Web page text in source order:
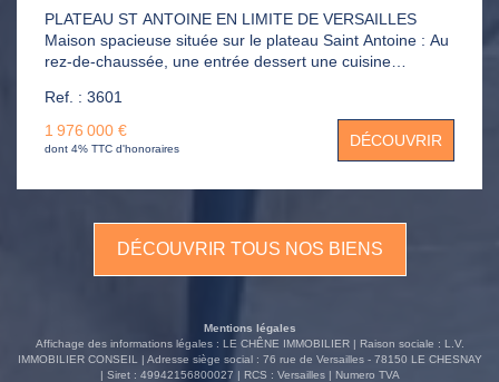
PLATEAU ST ANTOINE EN LIMITE DE VERSAILLES
Maison spacieuse située sur le plateau Saint Antoine : Au
rez-de-chaussée, une entrée dessert une cuisine
plus de 45m² composé d'un vaste salon avec cheminée et
une salle à manger, lumineux et ouvrant sur une agréable
terrasse. Vous y trouverez également des WC ainsi
qu'une chambre avec sa salle d'eau attenante. Le
premier étage se compose de quatre chambres, de deux
un espace TV/bureau ainsi qu'une salle de bains. Un
sous-sol total complète ce bien avec un garage, une
Ref. : 3601
1 976 000 €
dont 4% TTC d'honoraires DÉCOUVRIR
DÉCOUVRIR TOUS NOS BIENS
Mentions légales
Affichage des informations légales : LE CHÊNE IMMOBILIER | Raison sociale : L.V.
IMMOBILIER CONSEIL | Adresse siège social : 76 rue de Versailles - 78150 LE CHESNAY
| Siret : 49942156800027 | RCS : Versailles | Numero TVA